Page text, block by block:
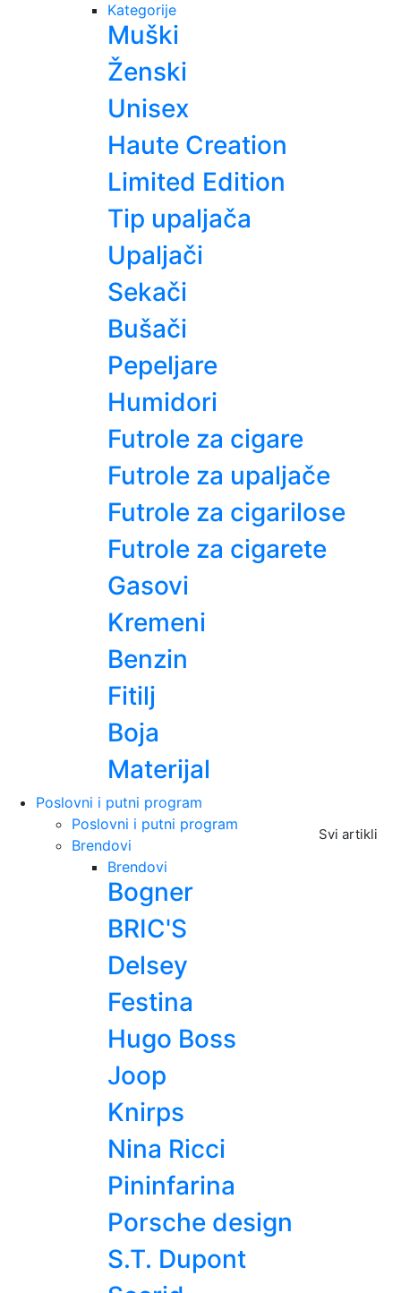
Kategorije
Muški
Ženski
Unisex
Haute Creation
Limited Edition
Tip upaljača
Upaljači
Sekači
Bušači
Pepeljare
Humidori
Futrole za cigare
Futrole za upaljače
Futrole za cigarilose
Futrole za cigarete
Gasovi
Kremeni
Benzin
Fitilj
Boja
Materijal
Poslovni i putni program
Svi artikli
Poslovni i putni program
Brendovi
Brendovi
Bogner
BRIC'S
Delsey
Festina
Hugo Boss
Joop
Knirps
Nina Ricci
Pininfarina
Porsche design
S.T. Dupont